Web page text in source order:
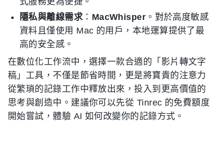
隱私與離線需求： MacWhisper 。對於高度敏感
資料且僅使用 Mac 的用戶，本地運算提供了最
高的安全感。
在數位化工作流中，選擇一款合適的「影片轉文字
稿」工具，不僅是節省時間，更是將寶貴的注意力
從繁瑣的記錄工作中釋放出來，投入到更高價值的
思考與創造中。建議你可以先從 Tinrec 的免費額度
開始嘗試，體驗 AI 如何改變你的記錄方式。